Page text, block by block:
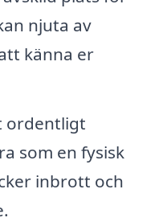
njuta av
känna er
ordentligt
som en fysisk
inbrott och